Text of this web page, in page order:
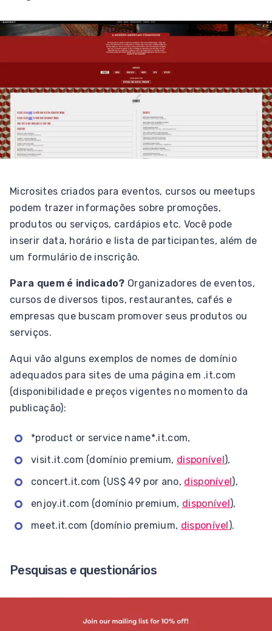
Microsites criados para eventos, cursos ou meetups
podem trazer informações sobre promoções,
produtos ou serviços, cardápios etc. Você pode
inserir data, horário e lista de participantes, além de
um formulário de inscrição.
Para quem é indicado? Organizadores de eventos,
cursos de diversos tipos, restaurantes, cafés e
empresas que buscam promover seus produtos ou
serviços.
Aqui vão alguns exemplos de nomes de domínio
adequados para sites de uma página em .it.com
(disponibilidade e preços vigentes no momento da
publicação):
*product or service name*.it.com,
visit.it.com (domínio premium, disponível),
concert.it.com (US$ 49 por ano, disponível),
enjoy.it.com (domínio premium, disponível),
meet.it.com (domínio premium, disponível).
Pesquisas e questionários